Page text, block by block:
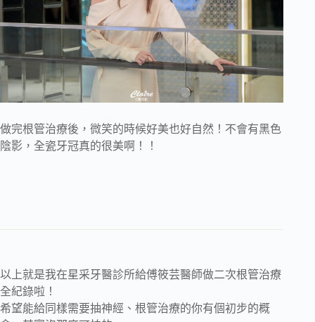
做完根管治療後，微笑的時候好美也好自然！不會有黑色
陰影，全瓷牙冠真的很美啊！！
以上就是我在星采牙醫診所給傅筱芸醫師做二次根管治療
全紀錄啦！
希望能給同樣需要抽神經、根管治療的你有個初步的概